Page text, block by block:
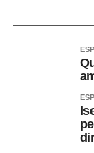
Rosângela
Irmão Aparecido
Elizeu
Flaviane do
Neles do
Regina Ferraz